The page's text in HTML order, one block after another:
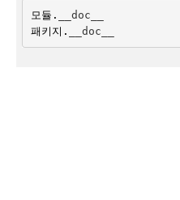
모듈 .
__doc__
패키지 . __doc__